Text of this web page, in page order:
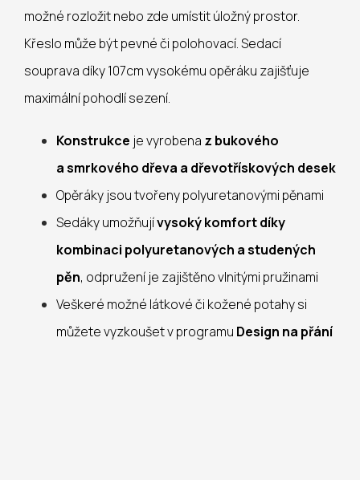
možné rozložit nebo zde umístit úložný prostor.
Křeslo může být pevné či polohovací. Sedací
souprava díky 107cm vysokému opěráku zajišťuje
maximální pohodlí sezení.
Konstrukce je vyrobena z bukového
a smrkového dřeva a dřevotřískových desek
Opěráky jsou tvořeny polyuretanovými pěnami
Sedáky umožňujívysoký komfort díky
kombinaci polyuretanových a studených
pěn, odpružení je zajištěno vlnitými pružinami
Veškeré možné látkové či kožené potahy si
můžete vyzkoušet v programu Design na přání